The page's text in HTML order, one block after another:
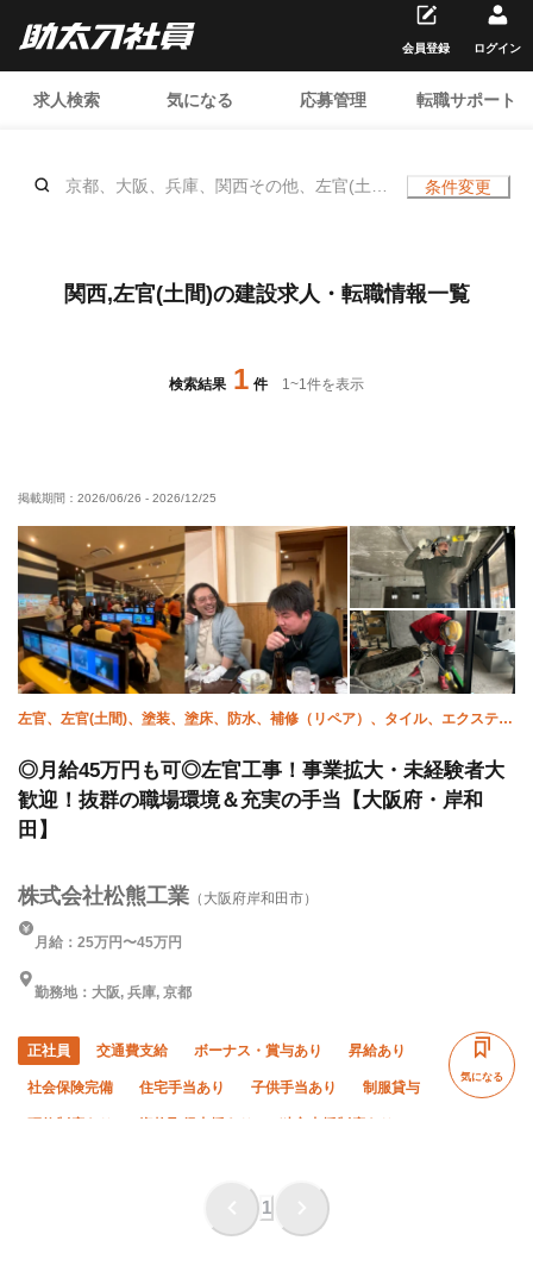
求人検索 気になる 応募管理 転職サポート
会員登録 ログイン
京都、大阪、兵庫、関西その他、左官(土
条件変更
関西,左官(土間)の建設求人・転職情報一覧
検索結果 1 件 1~1件を表示
掲載期間： 2026/06/26 - 2026/12/25
左官、左官(土間)、塗装、塗床、防水、補修（リペア）、タイル、エクステリ
◎月給45万円も可◎左官工事！事業拡大・未経験者大
歓迎！抜群の職場環境＆充実の手当【大阪府・岸和
田】
株式会社松熊工業 （大阪府岸和田市）
月給：25万円〜45万円
勤務地：大阪, 兵庫, 京都
正社員 交通費支給 ボーナス・賞与あり 昇給あり
社会保険完備 住宅手当あり 子供手当あり 制服貸与
研修制度あり 資格取得支援あり 独立支援制度あり
60代以上活躍中 残業月10時間以下
年末年始休暇
気になる
1